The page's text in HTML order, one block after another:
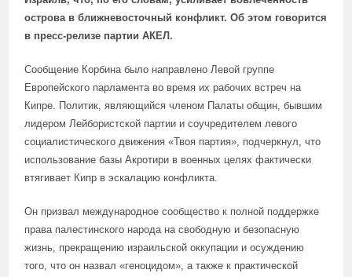
острова в ближневосточный конфликт. Об этом говорится
в пресс-релизе партии АКЕЛ.
Сообщение Корбина было направлено Левой группе
Европейского парламента во время их рабочих встреч на
Кипре. Политик, являющийся членом Палаты общин, бывшим
лидером Лейбористской партии и соучредителем левого
социалистического движения «Твоя партия», подчеркнул, что
использование базы Акротири в военных целях фактически
втягивает Кипр в эскалацию конфликта.
Он призвал международное сообщество к полной поддержке
права палестинского народа на свободную и безопасную
жизнь, прекращению израильской оккупации и осуждению
того, что он назвал «геноцидом», а также к практической